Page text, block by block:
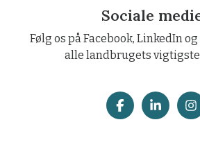
Sociale
Følg os på Facebook, LinkedIn
alle landbrugets vigtigste